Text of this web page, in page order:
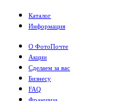
Каталог
Информация
О ФотоПочте
Акции
Сделаем за вас
Бизнесу
FAQ
Франшиза